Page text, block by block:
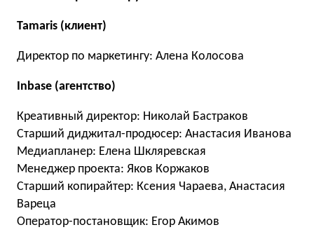
Tamaris (клиент)
Директор по маркетингу: Алена Колосова
Inbase (агентство)
Креативный директор: Николай Бастраков
Старший диджитал-продюсер: Анастасия Иванова
Медиапланер: Елена Шкляревская
Менеджер проекта: Яков Коржаков
Старший копирайтер: Ксения Чараева, Анастасия
Вареца
Оператор-постановщик: Егор Акимов